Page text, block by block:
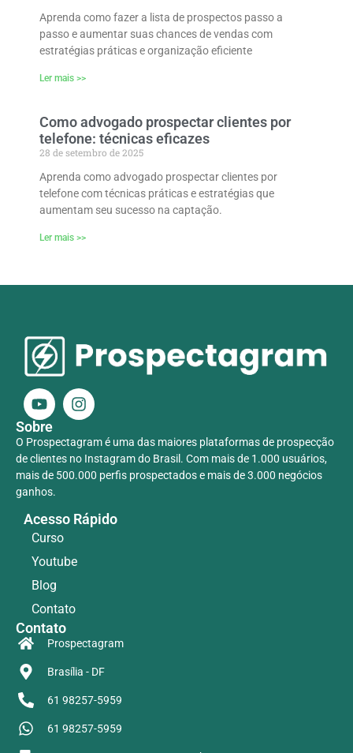
Aprenda como fazer a lista de prospectos passo a
passo e aumentar suas chances de vendas com
estratégias práticas e organização eficiente
Ler mais >>
Como advogado prospectar clientes por
telefone: técnicas eficazes
28 de setembro de 2025
Aprenda como advogado prospectar clientes por
telefone com técnicas práticas e estratégias que
aumentam seu sucesso na captação.
Ler mais >>
Sobre
O Prospectagram é uma das maiores plataformas de prospecção
de clientes no Instagram do Brasil. Com mais de 1.000 usuários,
mais de 500.000 perfis prospectados e mais de 3.000 negócios
ganhos.
Acesso Rápido
Curso
Youtube
Blog
Contato
Contato
Prospectagram
Brasília - DF
61 98257-5959
61 98257-5959